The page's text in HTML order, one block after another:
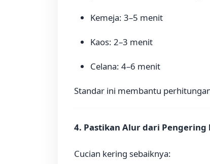
Kemeja: 3–5 menit
Kaos: 2–3 menit
Celana: 4–6 menit
Standar ini membantu
4. Pastikan Alur dari Pengering
Cucian kering sebaiknya: